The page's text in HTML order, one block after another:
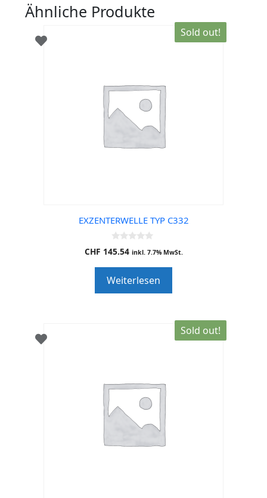
Ähnliche Produkte
Sold out!
EXZENTERWELLE TYP C332
0
o
o
f
5
CHF 145.54 inkl. 7.7% MwSt.
Weiterlesen
Sold out!